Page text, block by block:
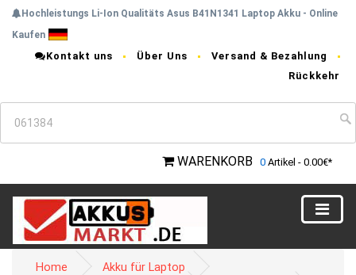
Hochleistungs Li-Ion Qualitäts Asus B41N1341 Laptop Akku - Online
Kaufen
Kontakt uns Über Uns
Versand & Bezahlung
Rückkehr
WARENKORB 0 Artikel - 0.00€*
Home
Akku für Laptop